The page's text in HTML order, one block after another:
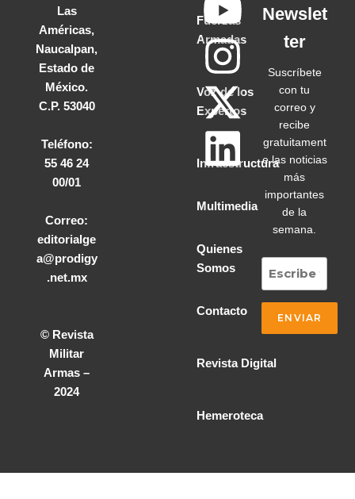
Las
Américas,
Naucalpan,
Estado de
México.
C.P. 53040
Teléfono:
55 46 24
00/01
Correo:
editorialge
a@prodigy
.net.mx
© Revista
Militar
Armas –
2024
Fuerzas
Armadas
Voz de los
Expertos
Infraestructura
Multimedia
Quienes
Somos
Contacto
Revista Digital
Hemeroteca
Newslet
ter
Suscríbete
con tu
correo y
recibe
gratuitament
e las noticias
más
importantes
de la
semana.